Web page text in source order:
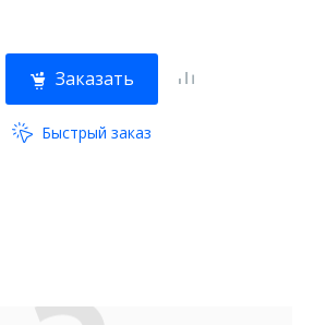
Заказать
Быстрый заказ